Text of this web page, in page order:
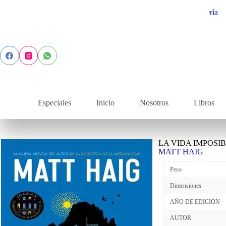
Especiales Inicio Nosotros Libros
LA VIDA
MATT HAIG
Peso
Dimensiones
AÑO DE EDICIÓN
AUTOR